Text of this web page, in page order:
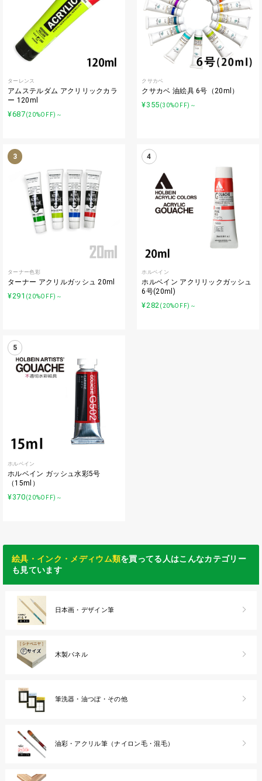
ターレンス
アムステルダム アクリリックカラ
ー 120ml
¥687(20%OFF)～
クサカベ
クサカベ 油絵具 6号（20ml）
¥355(30%OFF)～
3
ターナー色彩
ターナー アクリルガッシュ 20ml
¥291 (20%OFF)～
4
ホルベイン
ホルベイン アクリリックガッシュ
6号(20ml)
¥282(20%OFF)～
5
ホルベイン
ホルベイン ガッシュ水彩5号
（15ml）
¥370(20%OFF)～
絵具・インク・メディウム類を買ってる人はこんなカテゴリー
も見ています
日本画・デザイン筆
木製パネル
筆洗器・油つぼ・その他
油彩・アクリル筆（ナイロン毛・混毛）